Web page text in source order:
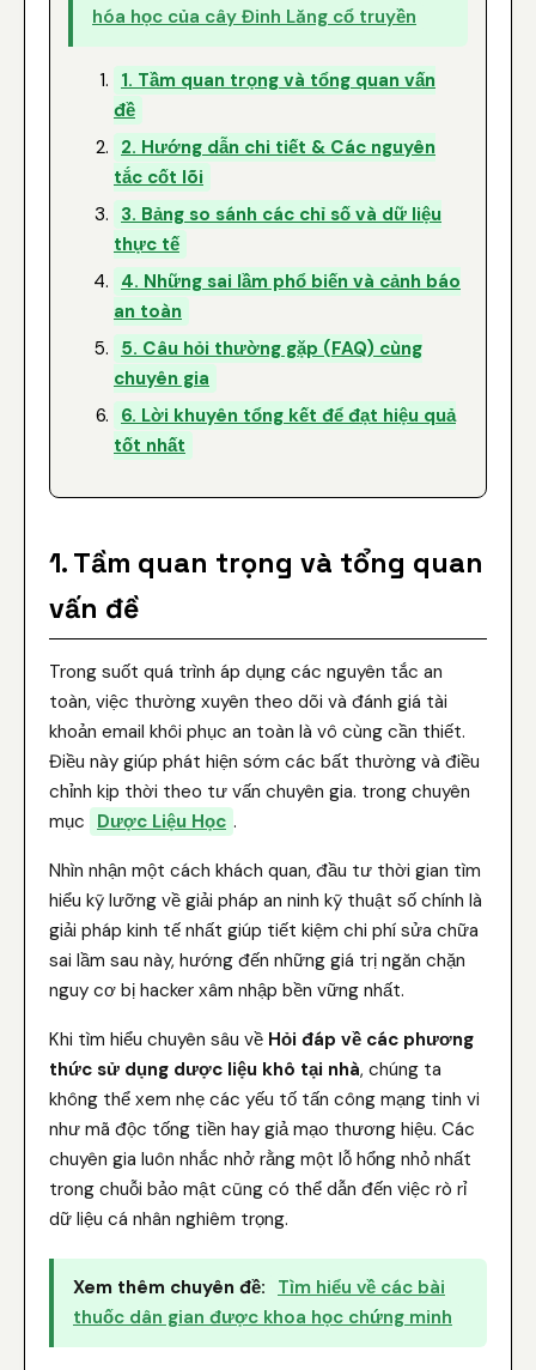
hóa học của cây Đinh Lăng cổ truyền
1. Tầm quan trọng và tổng quan vấn
đề
2. Hướng dẫn chi tiết & Các nguyên
tắc cốt lõi
3. Bảng so sánh các chỉ số và dữ liệu
thực tế
4. Những sai lầm phổ biến và cảnh báo
an toàn
5. Câu hỏi thường gặp (FAQ) cùng
chuyên gia
6. Lời khuyên tổng kết để đạt hiệu quả
tốt nhất
1. Tầm quan trọng và tổng quan
vấn đề
Trong suốt quá trình áp dụng các nguyên tắc an
toàn, việc thường xuyên theo dõi và đánh giá tài
khoản email khôi phục an toàn là vô cùng cần thiết.
Điều này giúp phát hiện sớm các bất thường và điều
chỉnh kịp thời theo tư vấn chuyên gia. trong chuyên
mục Dược Liệu Học .
Nhìn nhận một cách khách quan, đầu tư thời gian tìm
hiểu kỹ lưỡng về giải pháp an ninh kỹ thuật số chính là
giải pháp kinh tế nhất giúp tiết kiệm chi phí sửa chữa
sai lầm sau này, hướng đến những giá trị ngăn chặn
nguy cơ bị hacker xâm nhập bền vững nhất.
Khi tìm hiểu chuyên sâu về Hỏi đáp về các phương
thức sử dụng dược liệu khô tại nhà, chúng ta
không thể xem nhẹ các yếu tố tấn công mạng tinh vi
như mã độc tống tiền hay giả mạo thương hiệu. Các
chuyên gia luôn nhắc nhở rằng một lỗ hổng nhỏ nhất
trong chuỗi bảo mật cũng có thể dẫn đến việc rò rỉ
dữ liệu cá nhân nghiêm trọng.
Xem thêm chuyên đề: Tìm hiểu về các bài
thuốc dân gian được khoa học chứng minh